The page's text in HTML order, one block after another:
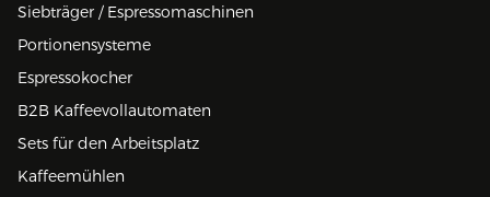
Siebträger / Espressomaschinen
Portionensysteme
Espressokocher
B2B Kaffeevollautomaten
Sets für den Arbeitsplatz
Kaffeemühlen